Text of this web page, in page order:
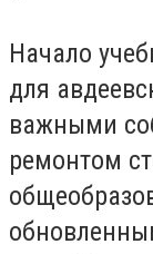
Начало
для
важными
ремонтом